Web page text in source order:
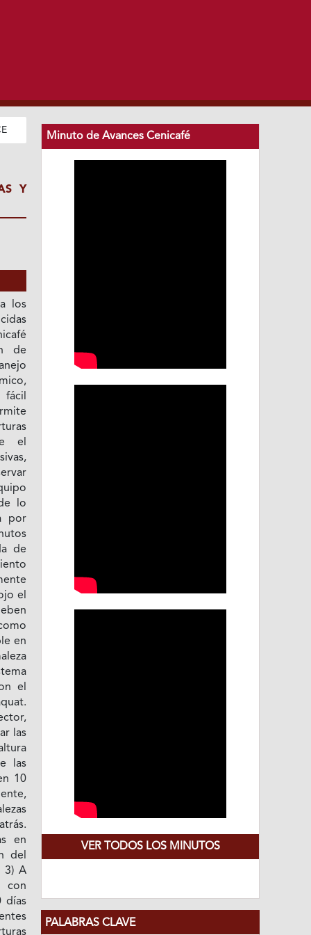
Y
los
de
el
lo
por
de
el
en
el
las
las
10
en
del
3) A
con
días
Minuto de Avances Cenicafé
VER TODOS LOS MINUTOS
PALABRAS CLAVE